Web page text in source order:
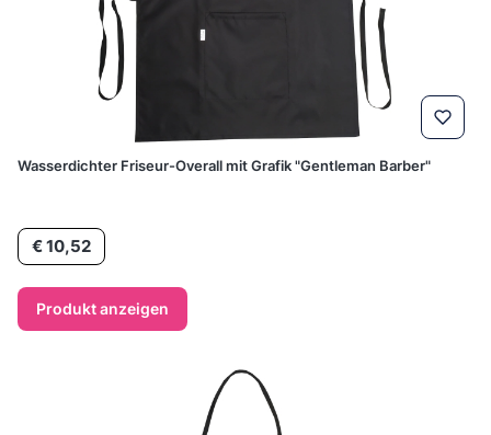
Wasserdichter Friseur-Overall mit Grafik "Gentleman Barber"
Preis
€ 10,52
Produkt anzeigen